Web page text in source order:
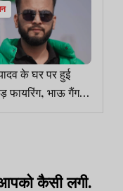
के घर पर हुई
फायरिंग, भाऊ गैंग ने
कैसी लगी.